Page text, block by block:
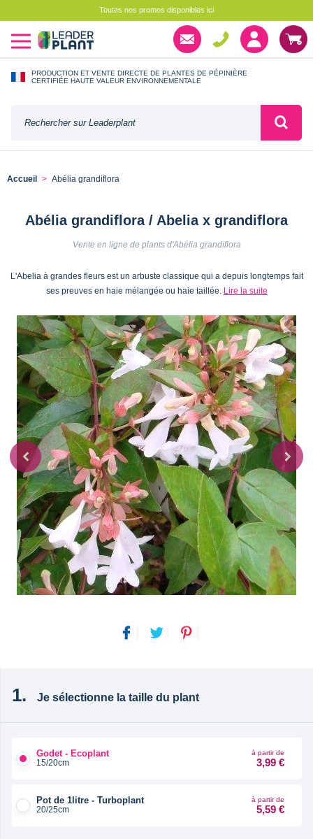
Toutes nos promos disponibles ici
PRODUCTION ET VENTE DIRECTE DE PLANTES DE PÉPINIÈRE
CERTIFIÉE HAUTE VALEUR ENVIRONNEMENTALE
Accueil Abélia grandiflora
Abélia grandiflora / Abelia x grandiflora
Vente en ligne de plants d'Abélia grandiflora
L'Abelia à grandes fleurs est un arbuste classique qui a depuis longtemps fait
ses preuves en haie mélangée ou haie taillée. Lire la suite
Je sélectionne la taille du plant
Godet - Ecoplant
15/20cm
à partir de
3,99 €
Pot de 1litre - Turboplant
20/25cm
à partir de
5,59 €